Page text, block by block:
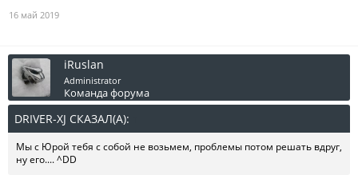
16 май 2019
iRuslan
Administrator
Команда форума
DRIVER-XJ СКАЗАЛ(А):
Мы с Юрой тебя с собой не возьмем, проблемы потом решать вдруг,
ну его.... ^DD